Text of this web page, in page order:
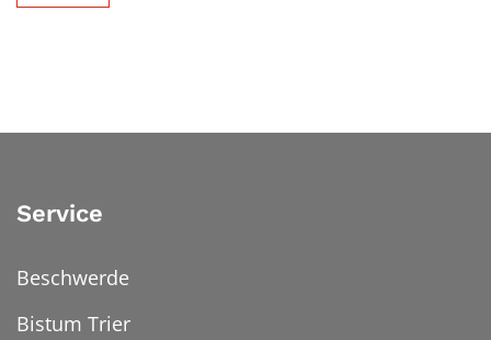
Service
Beschwerde
Bistum Trier